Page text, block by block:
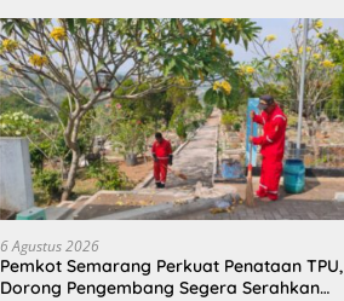
6 Agustus 2026
Pemkot Semarang Perkuat Penataan TPU,
Dorong Pengembang Segera Serahkan